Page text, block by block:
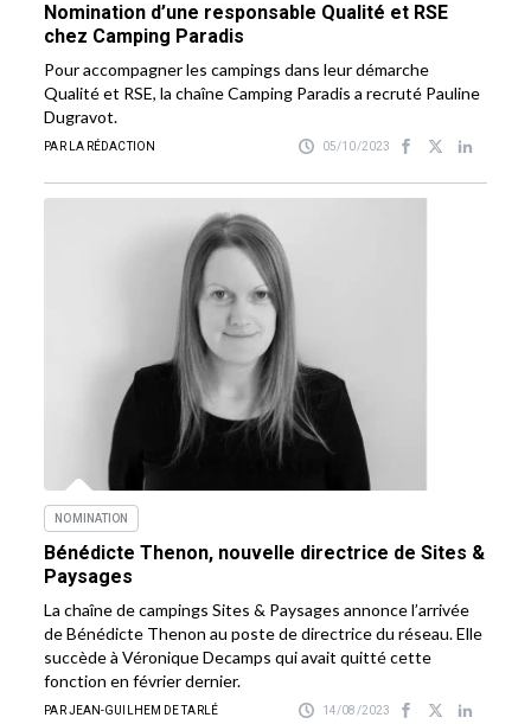
Nomination d’une responsable Qualité et RSE
chez Camping Paradis
Pour accompagner les campings dans leur démarche
Qualité et RSE, la chaîne Camping Paradis a recruté Pauline
Dugravot.
PAR LA RÉDACTION 05/10/2023
NOMINATION
Bénédicte Thenon, nouvelle directrice de Sites &
Paysages
La chaîne de campings Sites & Paysages annonce l’arrivée
de Bénédicte Thenon au poste de directrice du réseau. Elle
succède à Véronique Decamps qui avait quitté cette
fonction en février dernier.
PAR JEAN-GUILHEM DE TARLÉ 14/08/2023